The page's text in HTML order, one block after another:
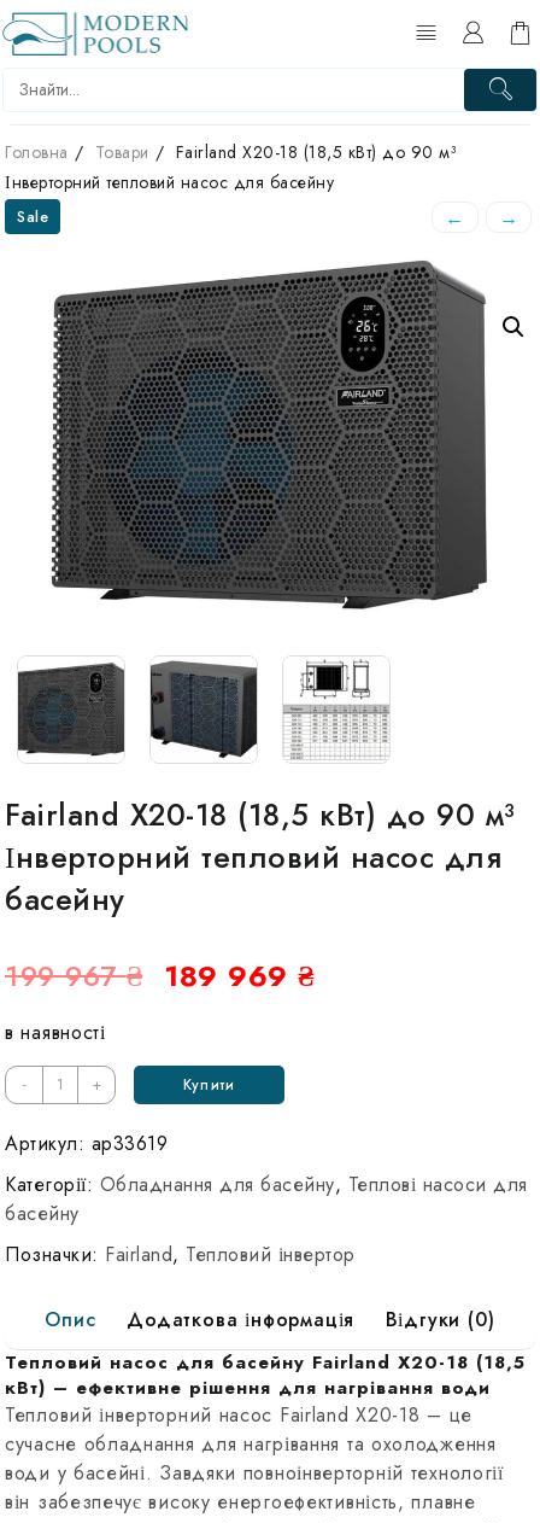
Перейти
до
вмісту
Головна Товари
Fairland X20-18 (18,5 кВт) до 90 м³
Інверторний тепловий насос для басейну
← →
Sale
Fairland X20-18 (18,5 кВт) до 90 м³
Інверторний тепловий насос для
басейну
199 967₴ Оригінальна
967 ₴.
189 969 ₴Поточна
в наявності
-
Кількість
Fairland
X20-
(18,5
до
м³
Инверторный
тепловой
насос
для
бассейна
+ Купити
Артикул: ap33619
Категорії: Обладнання для басейну, Теплові насоси для
басейну
Позначки: Fairland, Тепловий інвертор
Опис Додаткова інформація Відгуки (0)
Тепловий насос для басейну Fairland X20-18 (18,5
кВт) – ефективне рішення для нагрівання води
Тепловий інверторний насос Fairland X20-18 – це
сучасне обладнання для нагрівання та охолодження
води у басейні. Завдяки повноінверторній технології
він забезпечує високу енергоефективність, плавне